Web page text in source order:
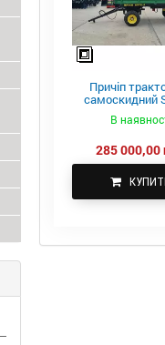
Причіп
самоскидний
В
285 000,00